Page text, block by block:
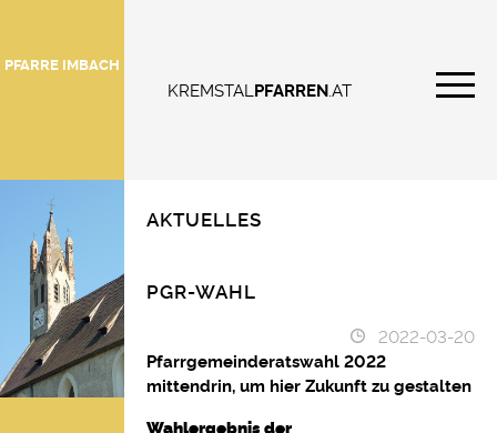
PFARRE IMBACH
KREMSTAL PFARREN.AT
AKTUELLES
PGR-WAHL
2022-03-20
Pfarrgemeinderatswahl 2022
mittendrin, um hier Zukunft zu gestalten
Wahlergebnisder